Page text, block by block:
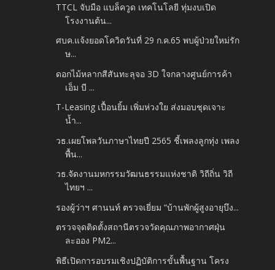
TTCL จับมือ แบล็ควูด เทคโนโลยี ทุ่มงบเปิด
โรงงานต้น...
ศบค.แจ้งยอดโควิดวันที่ 29 ก.ค.65 พบผู้ป่วยใหม่รัก
ษ...
ดอกไม้หลากสีสันทะลุจอ 3D ใจกลางศูนย์การค้า
เอ็ม บี ...
T-Leasing เปื้อนยิ้ม เพิ่มห่วงใย ส่งมอบชุดเจาะ
น้ำ...
วธ.เผยโพลวันภาษาไทยปี 2565 ชี้เพลงลูกทุ่ง เพลง
พื้น...
วธ.จัดงานมหกรรมวัฒนธรรมแห่งชาติ วิถีถิ่น วิถี
ไทยฯ ...
รองผู้ว่าฯ ศานนท์ ตรวจเยี่ยม “บ้านพักผู้สูงอายุบึง...
ตรวจจุดติดตั้งสถานีตรวจวัดคุณภาพอากาศฝุ่น
ละออง PM2...
พิธีเปิดการอบรมเชิงปฏิบัติการขั้นพื้นฐาน โครง